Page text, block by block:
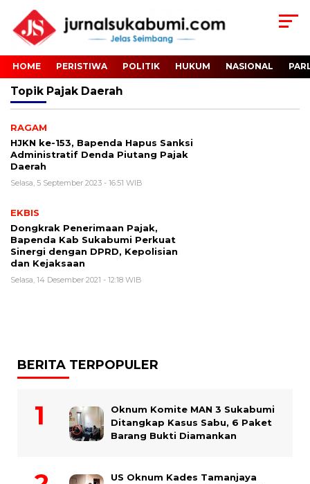
HOME PERISTIWA POLITIK HUKUM NASIONAL
Topik Pajak Daerah
RAGAM
HJKN ke-153, Bapenda Hapus Sanksi
Administratif Denda Piutang Pajak
Daerah
Selasa, 5 September 2023 - 16:51 WIB
EKBIS
Dongkrak Penerimaan Pajak,
Bapenda Kab Sukabumi Perkuat
Sinergi dengan DPRD, Kepolisian
dan Kejaksaan
Selasa, 14 Desember 2021 - 12:18 WIB
BERITA TERPOPULER
Oknum Komite MAN 3 Sukabumi
Ditangkap Kasus Sabu, 6 Paket
Barang Bukti Diamankan
US Oknum Kades Tamanjaya